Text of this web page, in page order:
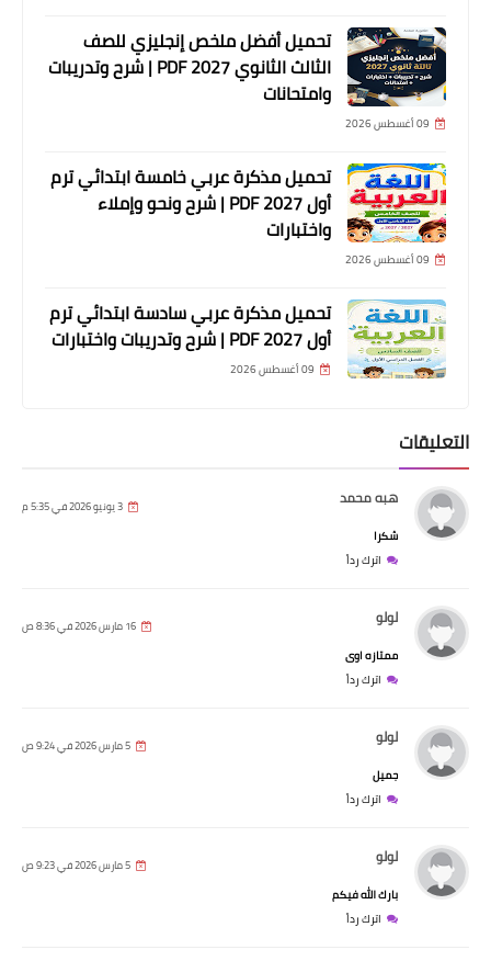
تحميل أفضل ملخص إنجليزي للصف
الثالث الثانوي 2027 PDF | شرح وتدريبات
وامتحانات
09 أغسطس 2026
تحميل مذكرة عربي خامسة ابتدائي ترم
أول 2027 PDF | شرح ونحو وإملاء
واختبارات
09 أغسطس 2026
تحميل مذكرة عربي سادسة ابتدائي ترم
أول 2027 PDF | شرح وتدريبات واختبارات
09 أغسطس 2026
التعليقات
هبه محمد 3 يونيو 2026 في 5:35 م
شكرا
اترك رداً
لولو 16 مارس 2026 في 8:36 ص
ممتازه اوى
اترك رداً
لولو 5 مارس 2026 في 9:24 ص
جميل
اترك رداً
لولو 5 مارس 2026 في 9:23 ص
بارك الله فيكم
اترك رداً